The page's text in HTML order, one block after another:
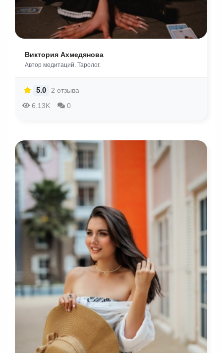
Виктория Ахмедянова
Автор медитаций. Таролог.
6.13K 0
5.0 2 отзыва